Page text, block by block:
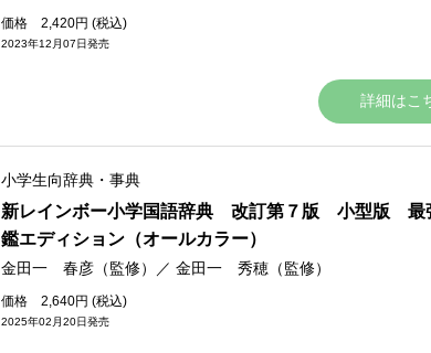
価格 2,420円 (税込)
2023年12月07日発売
詳細はこ
小学生向辞典・事典
新レインボー小学国語辞典 改訂第７版 小型版 最
鑑エディション（オールカラー）
金田一 春彦（監修） ／ 金田一 秀穂（監修）
価格 2,640円 (税込)
2025年02月20日発売